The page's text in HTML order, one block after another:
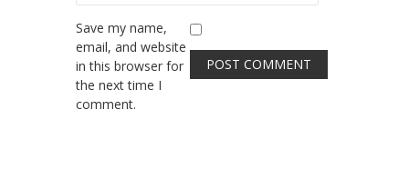
Save my name,
email, and website
in this browser for
the next time I
comment.